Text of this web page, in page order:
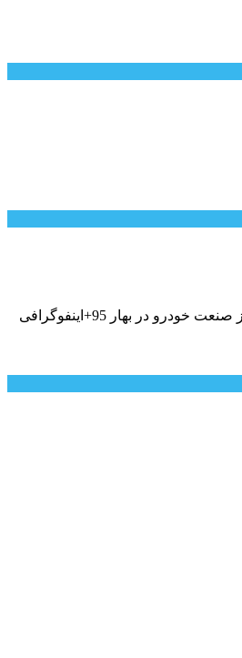
صنعت خودرو در بهار 95+اینفوگرافیبرای دریافت آخرین اخبار از طریق “تلگرام” به کانال اختصاصی «پرشین خودرو» telegram.me/persiankhodro بپیوندید. منبع: اقتصادنیوز صنعت خودرو در بهار 95+اینفوگرافی